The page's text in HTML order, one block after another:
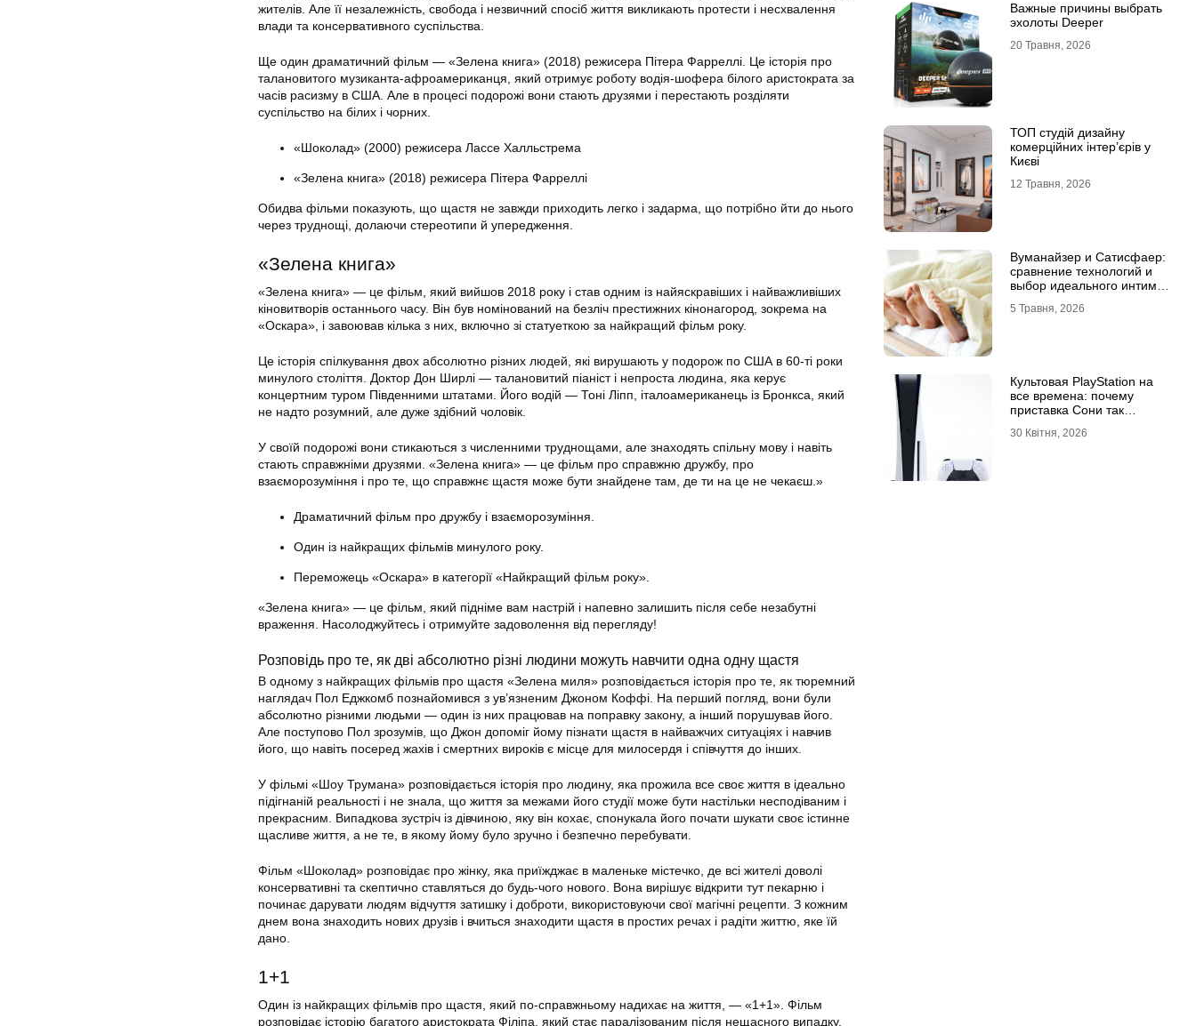
жителів. Але її незалежність, свобода і незвичний спосіб життя викликають протести і несхвалення
влади та консервативного суспільства.
Ще один драматичний фільм — «Зелена книга» (2018) режисера Пітера Фарреллі. Це історія про
талановитого музиканта-афроамериканця, який отримує роботу водія-шофера білого аристократа за
часів расизму в США. Але в процесі подорожі вони стають друзями і перестають розділяти
суспільство на білих і чорних.
«Шоколад» (2000) режисера Лассе Халльстрема
«Зелена книга» (2018) режисера Пітера Фарреллі
Обидва фільми показують, що щастя не завжди приходить легко і задарма, що потрібно йти до нього
через труднощі, долаючи стереотипи й упередження.
«Зелена книга»
«Зелена книга» — це фільм, який вийшов 2018 року і став одним із найяскравіших і найважливіших
кіновитворів останнього часу. Він був номінований на безліч престижних кінонагород, зокрема на
«Оскара», і завоював кілька з них, включно зі статуеткою за найкращий фільм року.
Це історія спілкування двох абсолютно різних людей, які вирушають у подорож по США в 60-ті роки
минулого століття. Доктор Дон Ширлі — талановитий піаніст і непроста людина, яка керує
концертним туром Південними штатами. Його водій — Тоні Ліпп, італоамериканець із Бронкса, який
не надто розумний, але дуже здібний чоловік.
У своїй подорожі вони стикаються з численними труднощами, але знаходять спільну мову і навіть
стають справжніми друзями. «Зелена книга» — це фільм про справжню дружбу, про
взаєморозуміння і про те, що справжнє щастя може бути знайдене там, де ти на це не чекаєш.»
Драматичний фільм про дружбу і взаєморозуміння.
Один із найкращих фільмів минулого року.
Переможець «Оскара» в категорії «Найкращий фільм року».
«Зелена книга» — це фільм, який підніме вам настрій і напевно залишить після себе незабутні
враження. Насолоджуйтесь і отримуйте задоволення від перегляду!
Розповідь про те, як дві абсолютно різні людини можуть навчити одна одну щастя
В одному з найкращих фільмів про щастя «Зелена миля» розповідається історія про те, як тюремний
наглядач Пол Еджкомб познайомився з ув’язненим Джоном Коффі. На перший погляд, вони були
абсолютно різними людьми — один із них працював на поправку закону, а інший порушував його.
Але поступово Пол зрозумів, що Джон допоміг йому пізнати щастя в найважчих ситуаціях і навчив
його, що навіть посеред жахів і смертних вироків є місце для милосердя і співчуття до інших.
У фільмі «Шоу Трумана» розповідається історія про людину, яка прожила все своє життя в ідеально
підігнаній реальності і не знала, що життя за межами його студії може бути настільки несподіваним і
прекрасним. Випадкова зустріч із дівчиною, яку він кохає, спонукала його почати шукати своє істинне
щасливе життя, а не те, в якому йому було зручно і безпечно перебувати.
Фільм «Шоколад» розповідає про жінку, яка приїжджає в маленьке містечко, де всі жителі доволі
консервативні та скептично ставляться до будь-чого нового. Вона вирішує відкрити тут пекарню і
починає дарувати людям відчуття затишку і доброти, використовуючи свої магічні рецепти. З кожним
днем вона знаходить нових друзів і вчиться знаходити щастя в простих речах і радіти життю, яке їй
дано.
1+1
Один із найкращих фільмів про щастя, який по-справжньому надихає на життя, — «1+1». Фільм
розповідає історію багатого аристократа Філіпа, який стає паралізованим після нещасного випадку.
Важные причины выбрать
эхолоты Deeper
20 Травня, 2026
ТОП студій дизайну
комерційних інтер’єрів у
Києві
12 Травня, 2026
Вуманайзер и Сатисфаер:
сравнение технологий и
выбор идеального интим-
5 Травня, 2026
Культовая PlayStation на
все времена: почему
приставка Сони так
30 Квітня, 2026